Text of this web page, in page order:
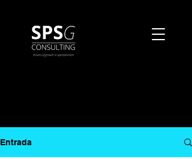
Entrada